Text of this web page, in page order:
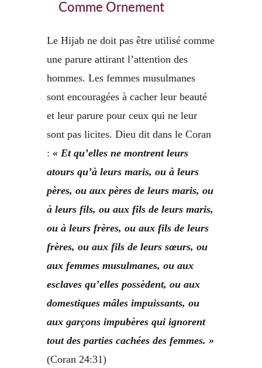
Comme Ornement
Le Hijab ne doit pas être utilisé comme
une parure attirant l’attention des
hommes. Les femmes musulmanes
sont encouragées à cacher leur beauté
et leur parure pour ceux qui ne leur
sont pas licites. Dieu dit dans le Coran
: « Et qu’elles ne montrent leurs
atours qu’à leurs maris, ou à leurs
pères, ou aux pères de leurs maris, ou
à leurs fils, ou aux fils de leurs maris,
ou à leurs frères, ou aux fils de leurs
frères, ou aux fils de leurs sœurs, ou
aux femmes musulmanes, ou aux
esclaves qu’elles possèdent, ou aux
domestiques mâles impuissants, ou
aux garçons impubères qui ignorent
tout des parties cachées des femmes. »
(Coran 24:31)